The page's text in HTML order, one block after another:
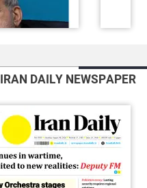
IRAN DAILY NEWSPAPER